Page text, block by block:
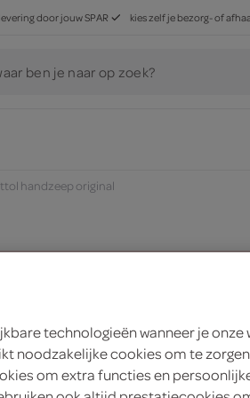
door jouw SPAR kies zelf je bezorg- of
ben je naar op zoek?
handzeep original
handzeep
technologieën wanneer je onze
noodzakelijke cookies om te
om extra functies en